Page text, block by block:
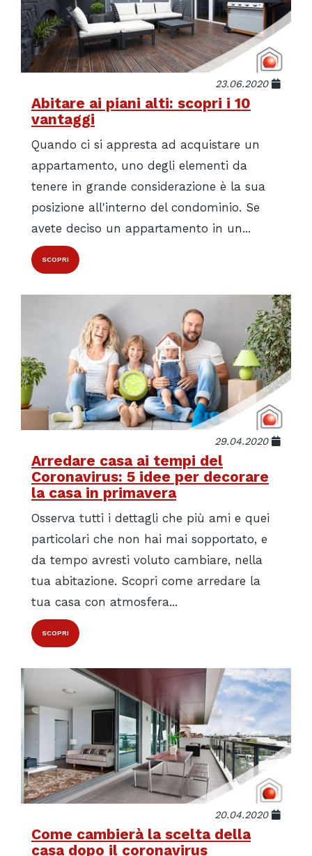
23.06.2020
Abitare ai piani alti: scopri i 10
vantaggi
Quando ci si appresta ad acquistare un
appartamento, uno degli elementi da
tenere in grande considerazione è la sua
posizione all'interno del condominio. Se
avete deciso un appartamento in un...
SCOPRI
29.04.2020
Arredare casa ai tempi del
Coronavirus: 5 idee per decorare
la casa in primavera
Osserva tutti i dettagli che più ami e quei
particolari che non hai mai sopportato, e
da tempo avresti voluto cambiare, nella
tua abitazione. Scopri come arredare la
tua casa con atmosfera...
SCOPRI
20.04.2020
Come cambierà la scelta della
casa dopo il coronavirus